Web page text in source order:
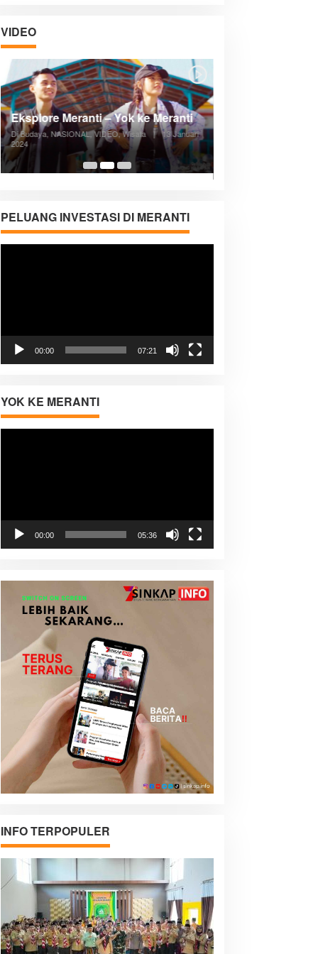
VIDEO
05:08
Posyandu Melayani Semua Siklus
Hidup
Di ADVERTORIAL, Kesehatan, VIDEO |
27
Desember 2023
PELUANG INVESTASI DI MERANTI
Pemutar
00:00 07:21
YOK KE MERANTI
Pemutar
00:00 05:36
INFO TERPOPULER